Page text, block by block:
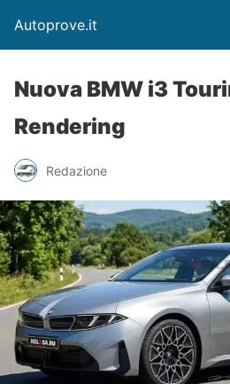
Autoprove.it
Nuova BMW i3
Rendering
Redazione